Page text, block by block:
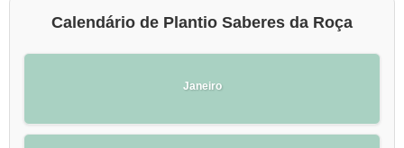
Calendário de Plantio Saberes da Roça
Janeiro